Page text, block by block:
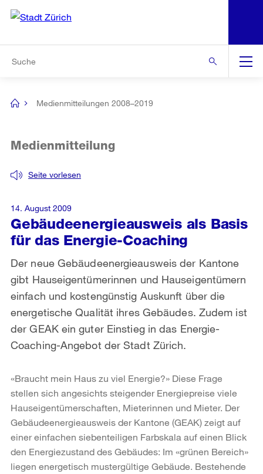
Navigation
[no
Medienmitteilungen 2008–2019
Gebäudeenergieausweis als Basis
für das Energie-Coaching
Seite vorlesen
Medienmitteilung
Der neue Gebäudeenergieausweis der Kantone
gibt Hauseigentümerinnen und Hauseigentümern
einfach und kostengünstig Auskunft über die
energetische Qualität ihres Gebäudes. Zudem ist
der GEAK ein guter Einstieg in das Energie-
Coaching-Angebot der Stadt Zürich.
14. August 2009
«Braucht mein Haus zu viel Energie?» Diese Frage
stellen sich angesichts steigender Energiepreise viele
Hauseigentümerschaften, Mieterinnen und Mieter. Der
Gebäudeenergieausweis der Kantone (GEAK) zeigt auf
einer einfachen siebenteiligen Farbskala auf einen Blick
den Energiezustand des Gebäudes: Im «grünen Bereich»
liegen energetisch mustergültige Gebäude. Bestehende